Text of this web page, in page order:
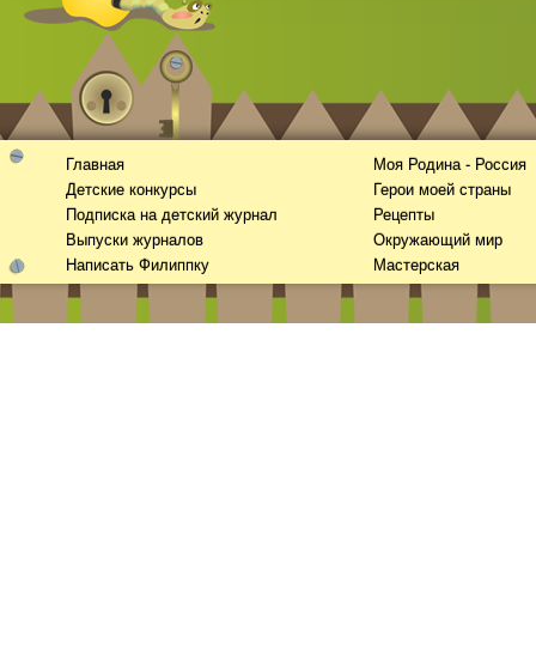
Главная
Детские конкурсы
Подписка на детский журнал
Выпуски журналов
Написать Филиппку
Моя Родина - Россия
Герои моей страны
Рецепты
Окружающий мир
Мастерская